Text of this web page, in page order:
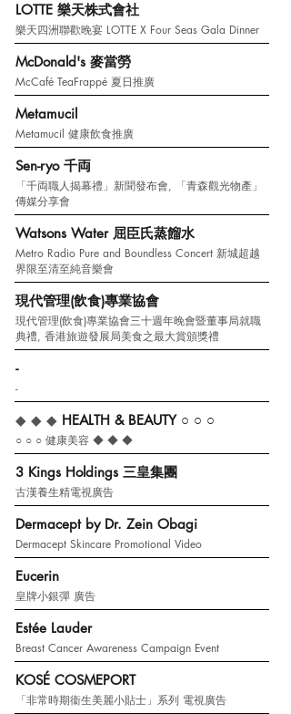
LOTTE 樂天株式會社
樂天四洲聯歡晚宴 LOTTE X Four Seas Gala Dinner
McDonald's 麥當勞
McCafé TeaFrappé 夏日推廣
Metamucil
Metamucil 健康飲食推廣
Sen-ryo 千両
「千両職人揭幕禮」新聞發布會, 「青森觀光物產」
傳媒分享會
Watsons Water 屈臣氏蒸餾水
Metro Radio Pure and Boundless Concert 新城超越
界限至清至純音樂會
現代管理(飲食)專業協會
現代管理(飲食)專業協會三十週年晚會暨董事局就職
典禮, 香港旅遊發展局美食之最大賞頒獎禮
-
-
◆ ◆ ◆ HEALTH & BEAUTY○ ○ ○
○ ○ ○ 健康美容 ◆ ◆ ◆
3 Kings Holdings 三皇集團
古漢養生精電視廣告
Dermacept by Dr. Zein Obagi
Dermacept Skincare Promotional Video
Eucerin
皇牌小銀彈 廣告
Estée Lauder
Breast Cancer Awareness Campaign Event
KOSÉ COSMEPORT
「非常時期衞生美麗小貼士」系列 電視廣告